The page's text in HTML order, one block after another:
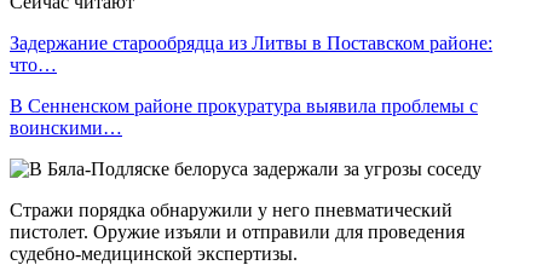
Задержание старообрядца из Литвы в Поставском районе:
что…
В Сенненском районе прокуратура выявила проблемы с
воинскими…
Стражи порядка обнаружили у него пневматический
пистолет. Оружие изъяли и отправили для проведения
судебно-медицинской экспертизы.